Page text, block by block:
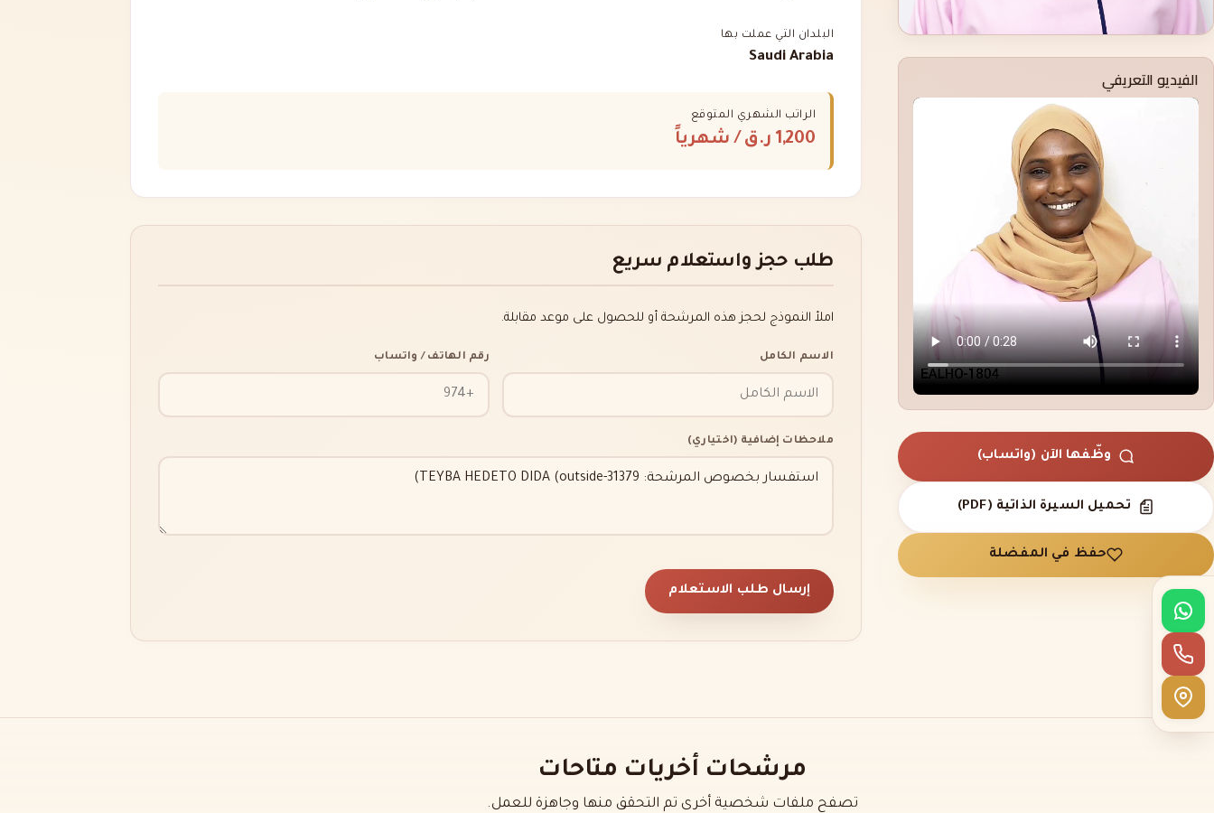
الفيديو التعريفي
وظّفها الآن (واتساب)
تحميل السيرة الذاتية (PDF)
حفظ في المفضلة
البلدان التي عملت بها
Saudi Arabia
الراتب الشهري المتوقع
1,200 ر.ق / شهرياً
طلب حجز واستعلام سريع
املأ النموذج لحجز هذه المرشحة أو للحصول على موعد مقابلة.
الاسم الكامل رقم الهاتف / واتساب
ملاحظات إضافية (اختياري)
إرسال طلب الاستعلام
مرشحات أخريات متاحات
تصفح ملفات شخصية أخرى تم التحقق منها وجاهزة للعمل.